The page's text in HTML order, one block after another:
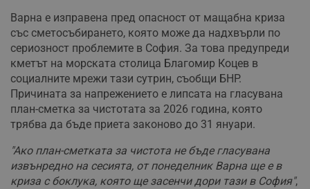
Варна е изправена пред опасност от мащабна криза
със сметосъбирането, която може да надхвърли по
сериозност проблемите в София. За това предупреди
кметът на морската столица Благомир Коцев в
социалните мрежи тази сутрин, съобщи БНР.
Причината за напрежението е липсата на гласувана
план-сметка за чистотата за 2026 година, която
трябва да бъде приета законово до 31 януари.
"Ако план-сметката за чистота не бъде гласувана
извънредно на сесията, от понеделник Варна ще е в
криза с боклука, която ще засенчи дори тази в София",